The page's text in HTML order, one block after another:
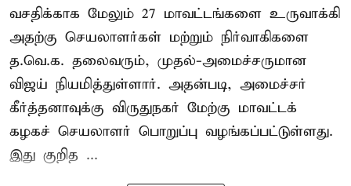
வசதிக்காக மேலும் 27 மாவட்டங்களை உருவாக்கி
அதற்கு செயலாளர்கள் மற்றும் நிர்வாகிகளை
த.வெ.க. தலைவரும், முதல்-அமைச்சருமான
விஜய் நியமித்துள்ளார். அதன்படி, அமைச்சர்
கீர்த்தனாவுக்கு விருதுநகர் மேற்கு மாவட்டக்
கழகச் செயலாளர் பொறுப்பு வழங்கப்பட்டுள்ளது.
இது குறித ...